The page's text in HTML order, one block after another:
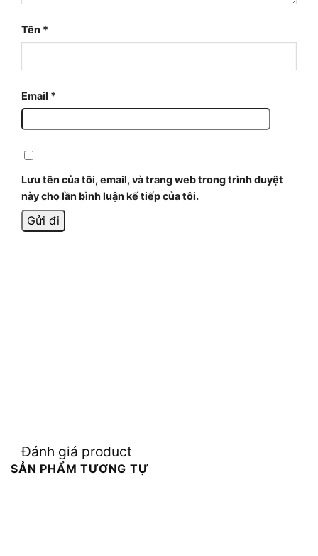
Tên *
Email *
Lưu tên của tôi, email, và trang web trong trình duyệt
này cho lần bình luận kế tiếp của tôi.
Đánh giá product
SẢN PHẨM TƯƠNG TỰ